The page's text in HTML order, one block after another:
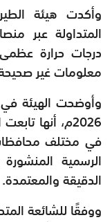
وأكدت هيئة
المتداولة عبر
درجات حرارة
معلومات غير
2026م، أنها
في مختلف
الرسمية
الدقيقة والمعتمدة.
ووفقًا للشائعة